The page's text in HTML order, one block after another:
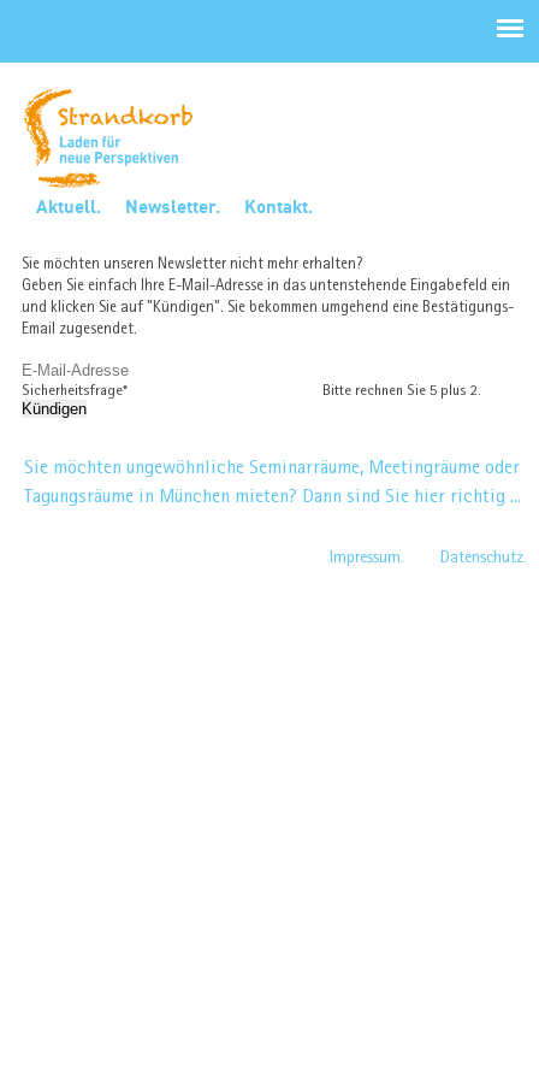
Navigation
überspringen
Navigation
Aktuell. Newsletter. Kontakt.
Sie möchten unseren Newsletter nicht mehr erhalten?
Geben Sie einfach Ihre E-Mail-Adresse in das untenstehende Eingabefeld ein
und klicken Sie auf "Kündigen". Sie bekommen umgehend eine Bestätigungs-
Email zugesendet.
E-
Mail-
Adresse
Pflichtfeld
Sicherheitsfrage*
Bitte rechnen Sie 5 plus 2.
Kündigen
Sie möchten ungewöhnliche Seminarräume, Meetingräume oder
Tagungsräume in München mieten? Dann sind Sie hier richtig ...
Navigation
überspringen
Impressum. Datenschutz.